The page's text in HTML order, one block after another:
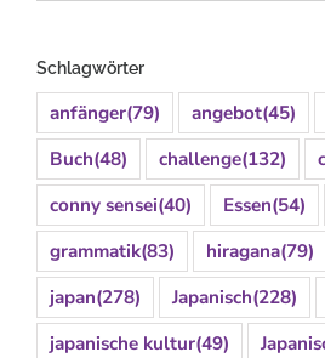
Schlagwörter
anfänger(79) angebot(45)
Buch(48) challenge(132)
conny sensei(40) Essen(54)
grammatik(83) hiragana(79)
japan(278) Japanisch(228)
japanische kultur(49)